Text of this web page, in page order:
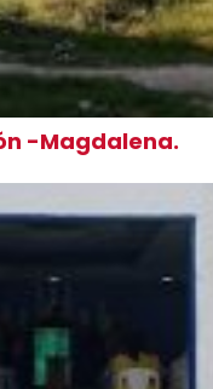
-Magdalena.